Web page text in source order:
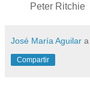
Peter Ritchie
José María Aguilar
Compartir